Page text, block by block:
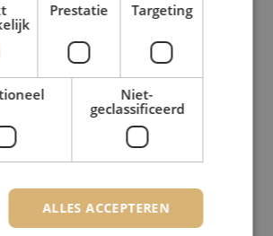
Prestatie Targeting
Niet-
geclassificeerd
ALLES ACCEPTEREN